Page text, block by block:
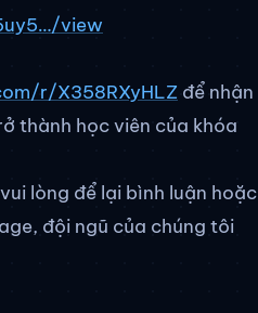
view
r/X358RXyHLZ để nhận
thành học viên của khóa
lòng để lại bình luận hoặc
đội ngũ của chúng tôi